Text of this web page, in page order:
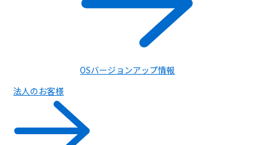
OSバージョンアップ情報
法人のお客様